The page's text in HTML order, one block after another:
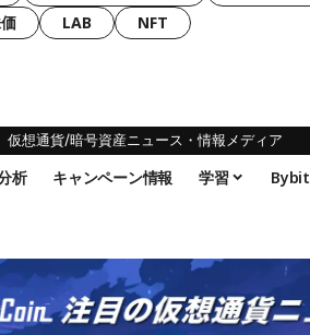
LAB NFT
仮想通貨/暗号資産ニュース・情報メディア
析 キャンペーン情報 学習 Bybit